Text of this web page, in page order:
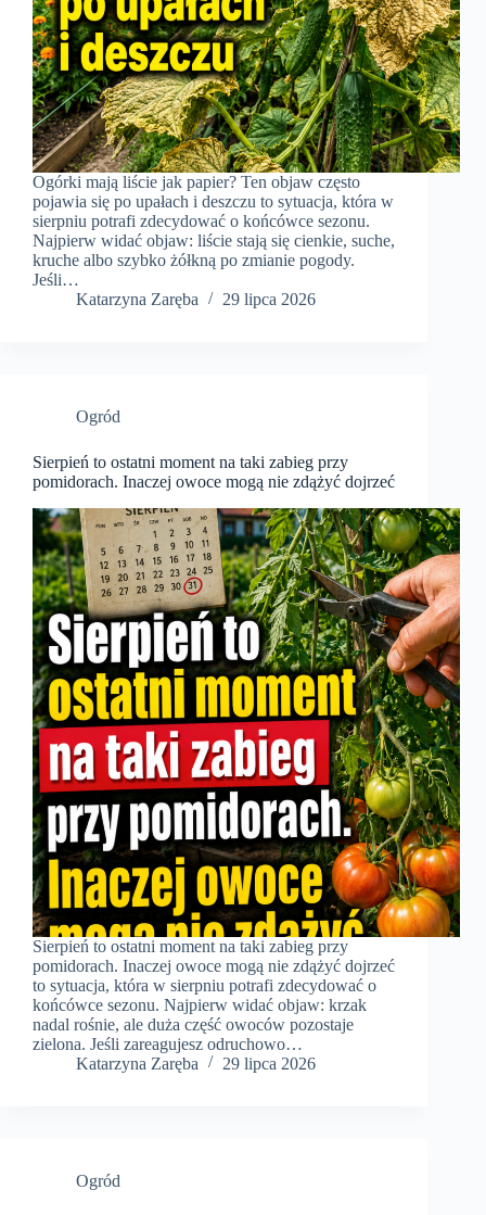
Ogórki mają liście jak papier? Ten objaw często
pojawia się po upałach i deszczu to sytuacja, która w
sierpniu potrafi zdecydować o końcówce sezonu.
Najpierw widać objaw: liście stają się cienkie, suche,
kruche albo szybko żółkną po zmianie pogody.
Jeśli…
Katarzyna Zaręba
29 lipca 2026
Ogród
Sierpień to ostatni moment na taki zabieg przy
pomidorach. Inaczej owoce mogą nie zdążyć dojrzeć
Sierpień to ostatni moment na taki zabieg przy
pomidorach. Inaczej owoce mogą nie zdążyć dojrzeć
to sytuacja, która w sierpniu potrafi zdecydować o
końcówce sezonu. Najpierw widać objaw: krzak
nadal rośnie, ale duża część owoców pozostaje
zielona. Jeśli zareagujesz odruchowo…
Katarzyna Zaręba
29 lipca 2026
Ogród